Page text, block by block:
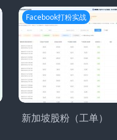
Facebook打粉实战
新加坡股粉（工单）